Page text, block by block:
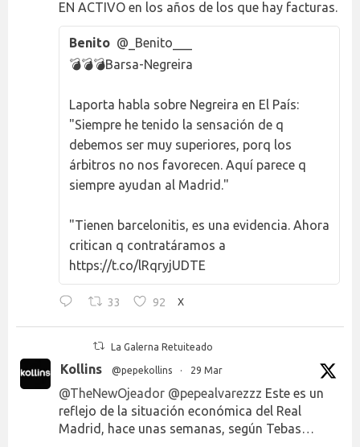
EN ACTIVO en los años de los que hay facturas.
Benito @_Benito___
💣💣💣Barsa-Negreira
Laporta habla sobre Negreira en El País:
"Siempre he tenido la sensación de q
debemos ser muy superiores, porq los
árbitros no nos favorecen. Aquí parece q
siempre ayudan al Madrid."
"Tienen barcelonitis, es una evidencia. Ahora
critican q contratáramos a
https://t.co/lRqryjUDTE
33 92 X
La Galerna Retuiteado
Kollins @pepekollins · 29 Mar
@TheNewOjeador @pepealvarezzz Este es un
reflejo de la situación económica del Real
Madrid, hace unas semanas, según Tebas…